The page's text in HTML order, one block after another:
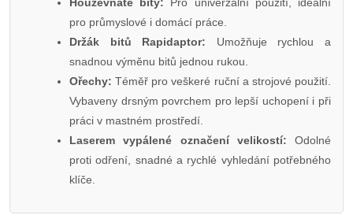
Houževnaté bity: Pro univerzální použití, ideální
pro průmyslové i domácí práce.
Držák bitů Rapidaptor: Umožňuje rychlou a
snadnou výměnu bitů jednou rukou.
Ořechy: Téměř pro veškeré ruční a strojové použití.
Vybaveny drsným povrchem pro lepší uchopení i při
práci v mastném prostředí.
Laserem vypálené označení velikostí: Odolné
proti odření, snadné a rychlé vyhledání potřebného
klíče.